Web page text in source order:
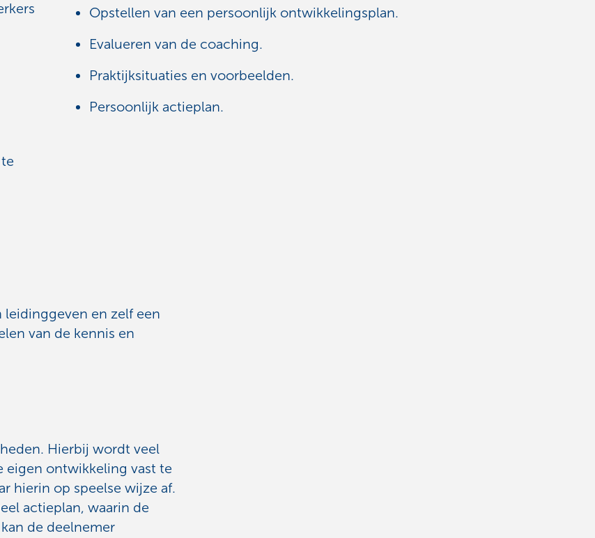
Opstellen van een persoonlijk ontwikkelingsplan.
Evalueren van de coaching.
Praktijksituaties en voorbeelden.
Persoonlijk actieplan.
en zelf een
van de kennis en
Hierbij wordt veel
eigen ontwikkeling vast te
hierin op speelse wijze af.
actieplan, waarin de
de deelnemer